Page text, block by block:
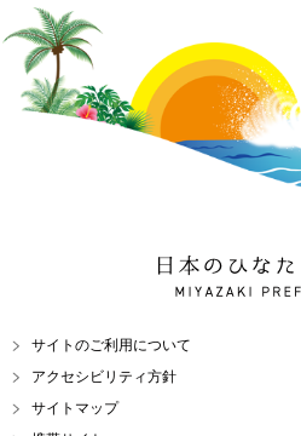
日本のひなた 宮
MIYAZAKI
サイトのご利用について
アクセシビリティ方針
サイトマップ